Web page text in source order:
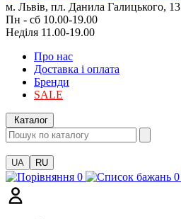
м. Львів, пл. Данила Галицького, 13
Пн - сб 10.00-19.00
Неділя 11.00-19.00
Про нас
Доставка і оплата
Бренди
SALE
Каталог
UA RU
0 0